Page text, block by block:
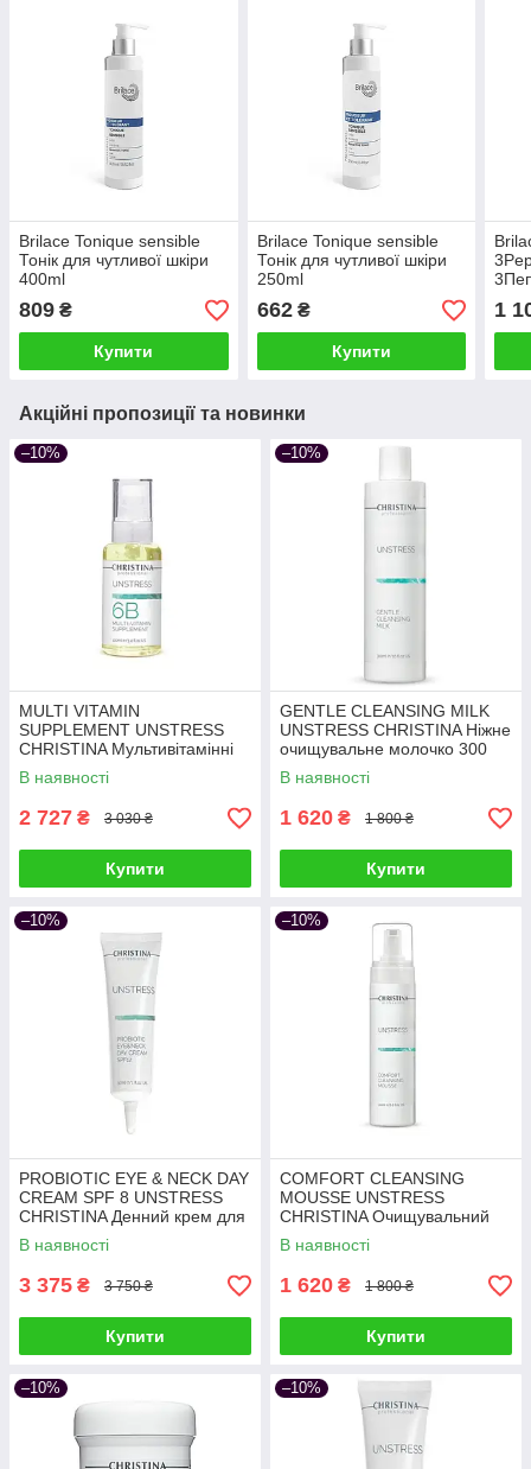
Brilace Tonique sensible
Тонік для чутливої шкіри
400ml
809 ₴
Купити
Brilace Tonique sensible
Тонік для чутливої шкіри
250ml
662₴
Купити
1
Акційні пропозиції та новинки
–10%
MULTI VITAMIN
SUPPLEMENT UNSTRESS
CHRISTINA Мультивітамінні
краплі до крему (крок 6б) 100
мл
В наявності
2 727 ₴ 3 030 ₴
Купити
–10%
GENTLE CLEANSING MILK
UNSTRESS CHRISTINA Ніжне
очищувальне молочко 300
мл
В наявності
1 620 ₴ 1 800 ₴
Купити
–10%
PROBIOTIC EYE & NECK DAY
CREAM SPF 8 UNSTRESS
CHRISTINA Денний крем для
шкіри навколо очей та шиї
SPF 8 30 мл
В наявності
3 375 ₴ 3 750 ₴
Купити
–10%
COMFORT CLEANSING
MOUSSE UNSTRESS
CHRISTINA Очищувальний
мус-комфорт 200 мл
В наявності
1 620 ₴ 1 800 ₴
Купити
–10% –10%